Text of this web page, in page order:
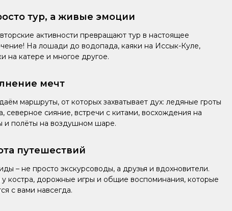
тур, а живые эмоции
активности превращают тур в настоящее
На лошади до водопада, каяки на Иссык-Куле,
на катере и многое другое.
мечт
маршруты, от которых захватывает дух: ледяные гроты
северное сияние, встречи с китами, восхождения на
и полёты на воздушном шаре.
путешествий
– не просто экскурсоводы, а друзья и вдохновители.
у костра, дорожные игры и общие воспоминания, которые
с вами навсегда.